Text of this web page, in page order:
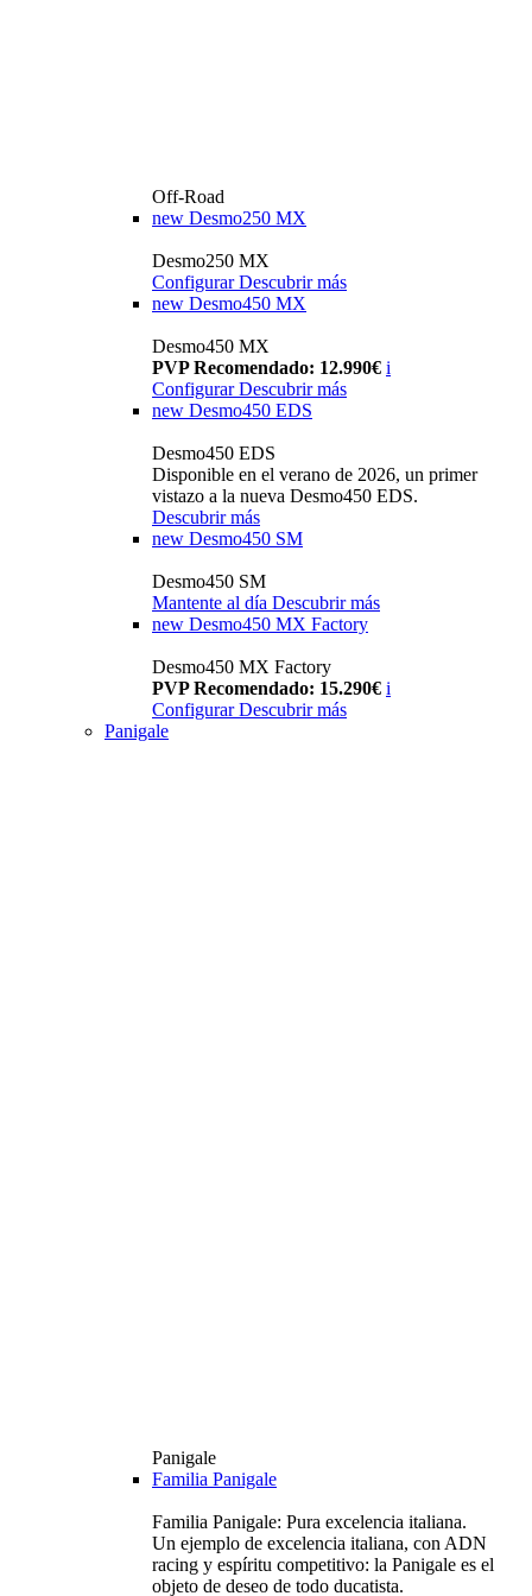
Off-Road
new Desmo250 MX
Desmo250 MX
Configurar Descubrir más
new Desmo450 MX
Desmo450 MX
PVP Recomendado: 12.990€ i
Configurar Descubrir más
new Desmo450 EDS
Desmo450 EDS
Disponible en el verano de 2026, un primer
vistazo a la nueva Desmo450 EDS.
Descubrir más
new Desmo450 SM
Desmo450 SM
Mantente al día Descubrir más
new Desmo450 MX Factory
Desmo450 MX Factory
PVP Recomendado: 15.290€ i
Configurar Descubrir más
Panigale
Panigale
Familia Panigale
Familia Panigale: Pura excelencia italiana.
Un ejemplo de excelencia italiana, con ADN
racing y espíritu competitivo: la Panigale es el
objeto de deseo de todo ducatista.